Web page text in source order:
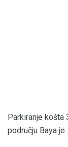
Parkiranje košta
području Baya je